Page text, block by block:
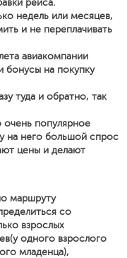
рейса.
недель или месяцев,
и не переплачивать
авиакомпании
бонусы на покупку
туда и обратно, так
популярное
на него большой спрос
цены и делают
маршруту
со
взрослых
одного взрослого
младенца),